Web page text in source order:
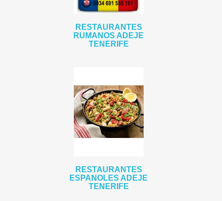
RESTAURANTES
RUMANOS ADEJE
TENERIFE
RESTAURANTES
ESPANOLES ADEJE
TENERIFE